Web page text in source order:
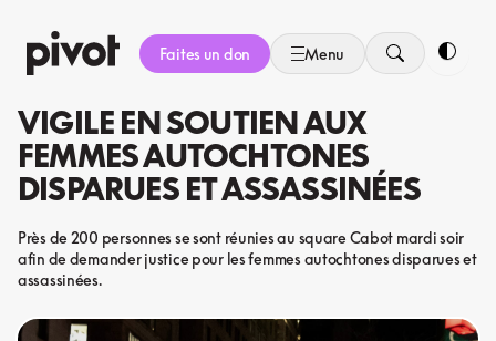
au
contenu
Faites un don Menu
VIGILE EN SOUTIEN AUX
FEMMES AUTOCHTONES
DISPARUES ET ASSASSINÉES
Près de 200 personnes se sont réunies au square Cabot mardi soir
afin de demander justice pour les femmes autochtones disparues et
assassinées.